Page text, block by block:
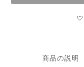
商品の説明